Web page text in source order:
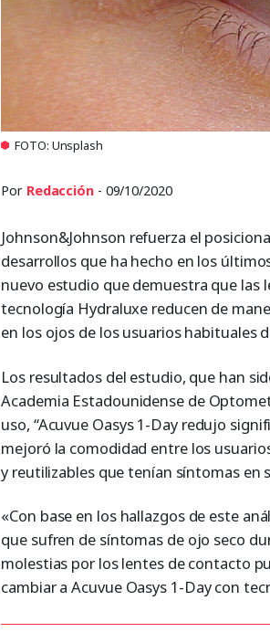
FOTO: Unsplash
Por Redacción- 09/10/2020
Johnson&Johnson refuerza el
desarrollos que ha hecho en los
nuevo estudio que demuestra que las
tecnología Hydraluxe reducen de
en los ojos de los usuarios habituales
Los resultados del estudio, que han
Academia Estadounidense de
uso, “Acuvue Oasys 1-Day redujo
mejoró la comodidad entre los
y reutilizables que tenían síntomas en
«Con base en los hallazgos de este
que sufren de síntomas de ojo seco
molestias por los lentes de contacto
cambiar a Acuvue Oasys 1-Day con